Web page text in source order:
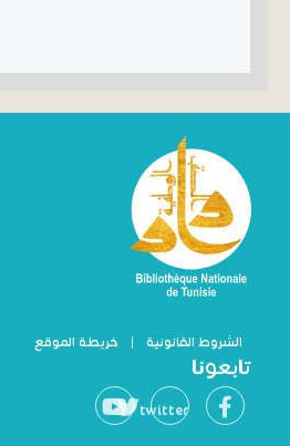
الشروط القانونية | خريطة الموقع
تابعونا
twitter